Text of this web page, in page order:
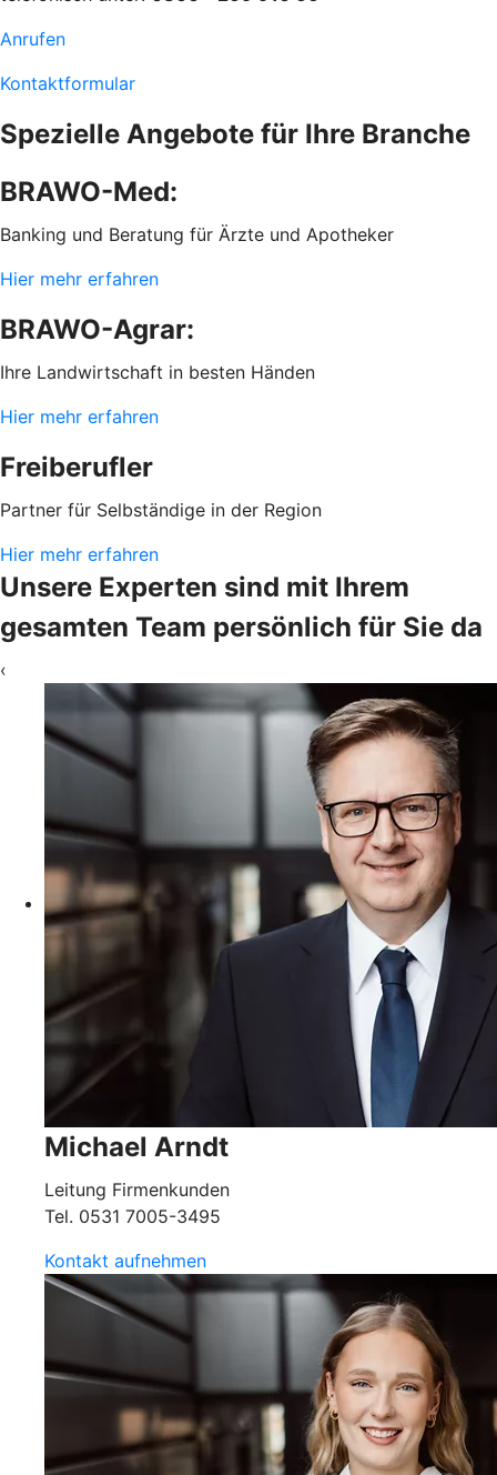
Anrufen
Kontaktformular
Spezielle Angebote für Ihre Branche
BRAWO-Med:
Banking und Beratung für Ärzte und Apotheker
Hier mehr erfahren
BRAWO-Agrar:
Ihre Landwirtschaft in besten Händen
Hier mehr erfahren
Freiberufler
Partner für Selbständige in der Region
Hier mehr erfahren
Unsere Experten sind mit Ihrem
gesamten Team persönlich für Sie da
‹
Michael Arndt
Leitung Firmenkunden
Tel. 0531 7005-3495
Kontakt aufnehmen